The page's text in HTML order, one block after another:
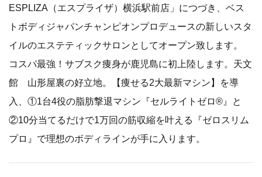
ESPLIZA（エスプライザ）横浜駅前店」につづき、ベス
トボディジャパンチャンピオンプロデュースの新しいスタ
イルのエステティックサロンとしてオープン致します。
コスパ最強！サブスク痩身が鹿児島に初上陸します。天文
館 山形屋裏の好立地。【痩せる2大最新マシン】を導
入、①1台4役の脂肪撃退マシン『セルライトゼロ®』と
②10分当てるだけで1万回の筋収縮を叶える『ゼロスリム
プロ』で理想のボディラインが手に入ります。